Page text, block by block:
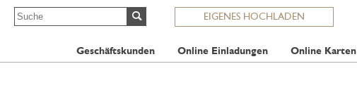
EIGENES HOCHLADEN
Geschäftskunden Online Einladungen Online Karten